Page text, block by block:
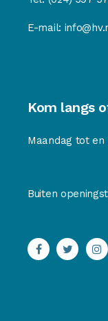
E-mail:
Kom langs
Maandag tot en
Buiten